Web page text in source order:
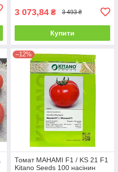
3 073,84 ₴ 3 493 ₴
Купити
–12%
Томат МАНАМІ F1 / KS 21 F1
Kitano Seeds 100 насінин